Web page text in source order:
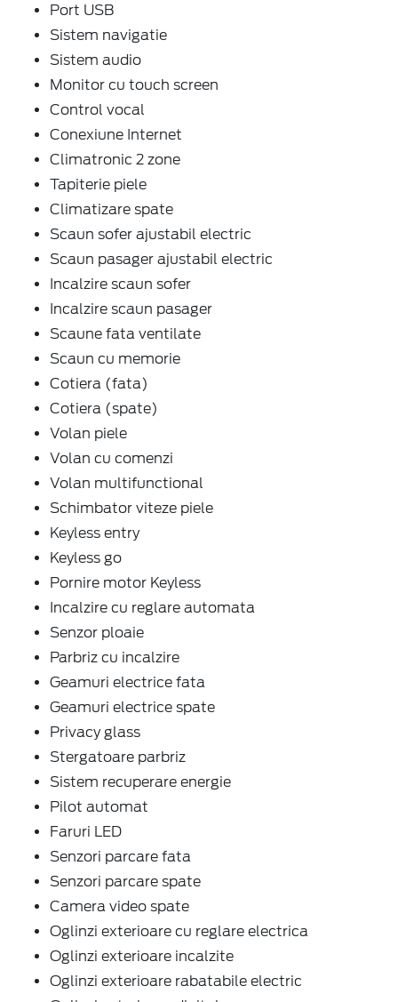
Port USB
Sistem navigatie
Sistem audio
Monitor cu touch screen
Control vocal
Conexiune Internet
Climatronic 2 zone
Tapiterie piele
Climatizare spate
Scaun sofer ajustabil electric
Scaun pasager ajustabil electric
Incalzire scaun sofer
Incalzire scaun pasager
Scaune fata ventilate
Scaun cu memorie
Cotiera (fata)
Cotiera (spate)
Volan piele
Volan cu comenzi
Volan multifunctional
Schimbator viteze piele
Keyless entry
Keyless go
Pornire motor Keyless
Incalzire cu reglare automata
Senzor ploaie
Parbriz cu incalzire
Geamuri electrice fata
Geamuri electrice spate
Privacy glass
Stergatoare parbriz
Sistem recuperare energie
Pilot automat
Faruri LED
Senzori parcare fata
Senzori parcare spate
Camera video spate
Oglinzi exterioare cu reglare electrica
Oglinzi exterioare incalzite
Oglinzi exterioare rabatabile electric